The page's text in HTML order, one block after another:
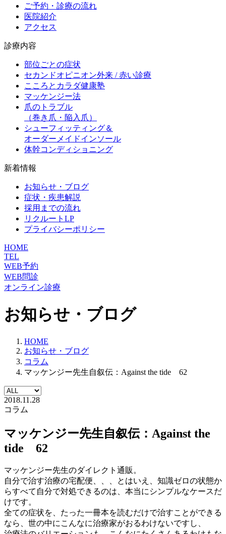
ご予約・診療の流れ
医院紹介
アクセス
診療内容
部位ごとの症状
セカンドオピニオン外来 / 赤い診療
こころとカラダ健康塾
マッケンジー法
爪のトラブル
（巻き爪・陥入爪）
シューフィッティング＆
オーダーメイドインソール
体幹コンディショニング
新着情報
お知らせ・ブログ
症状・疾患解説
採用までの流れ
リクルートLP
プライバシーポリシー
HOME
TEL
WEB予約
WEB問診
オンライン診療
お知らせ・ブログ
HOME
お知らせ・ブログ
コラム
マッケンジー先生自叙伝：Against the tide 62
2018.11.28
コラム
マッケンジー先生自叙伝：Against the
tide 62
マッケンジー先生のダイレクト通販。
自分で治す治療の宅配便、、、とはいえ、知識ゼロの状態か
らすべて自分で対処できるのは、本当にシンプルなケースだ
けです。
全ての症状を、たった一冊本を読むだけで治すことができる
なら、世の中にこんなに治療家がおるわけないですし、